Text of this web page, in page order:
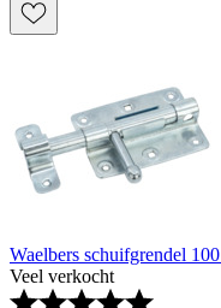
Waelbers schuifgrendel
Veel verkocht